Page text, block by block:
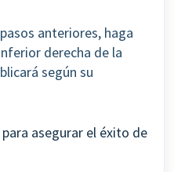
anteriores, haga
derecha de la
según su
asegurar el éxito de